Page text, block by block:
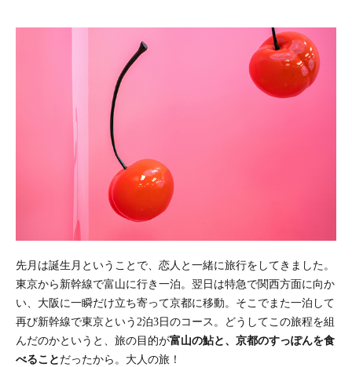
先月は誕生月ということで、恋人と一緒に旅行をしてきました。
東京から新幹線で富山に行き一泊。翌日は特急で関西方面に向か
い、大阪に一瞬だけ立ち寄って京都に移動。そこでまた一泊して
再び新幹線で東京という2泊3日のコース。どうしてこの旅程を組
んだのかというと、旅の目的が富山の鮎と、京都のすっぽんを食
べること だったから。大人の旅！